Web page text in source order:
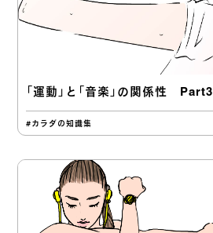
「運動」と「音楽」の関係性 Part3
#カラダの知識集